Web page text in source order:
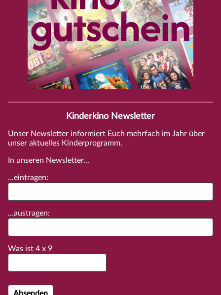
Kinderkino Newsletter
Unser Newsletter informiert Euch mehrfach im Jahr über
unser aktuelles Kinderprogramm.
In unseren Newsletter...
...eintragen:
...austragen:
Was ist 4 x 9